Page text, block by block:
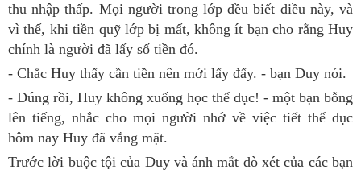
thu nhập thấp. Mọi người trong lớp đều biết điều này, và
vì thế, khi tiền quỹ lớp bị mất, không ít bạn cho rằng Huy
chính là người đã lấy số tiền đó.
- Chắc Huy thấy cần tiền nên mới lấy đấy. - bạn Duy nói.
- Đúng rồi, Huy không xuống học thể dục! - một bạn bỗng
lên tiếng, nhắc cho mọi người nhớ về việc tiết thể dục
hôm nay Huy đã vắng mặt.
Trước lời buộc tội của Duy và ánh mắt dò xét của các bạn